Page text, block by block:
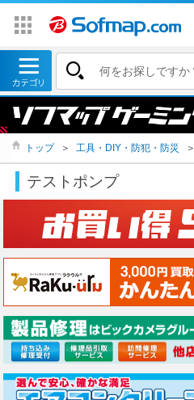
トップ ＞ 工具・DIY・防犯・防災 ＞
テストポンプ